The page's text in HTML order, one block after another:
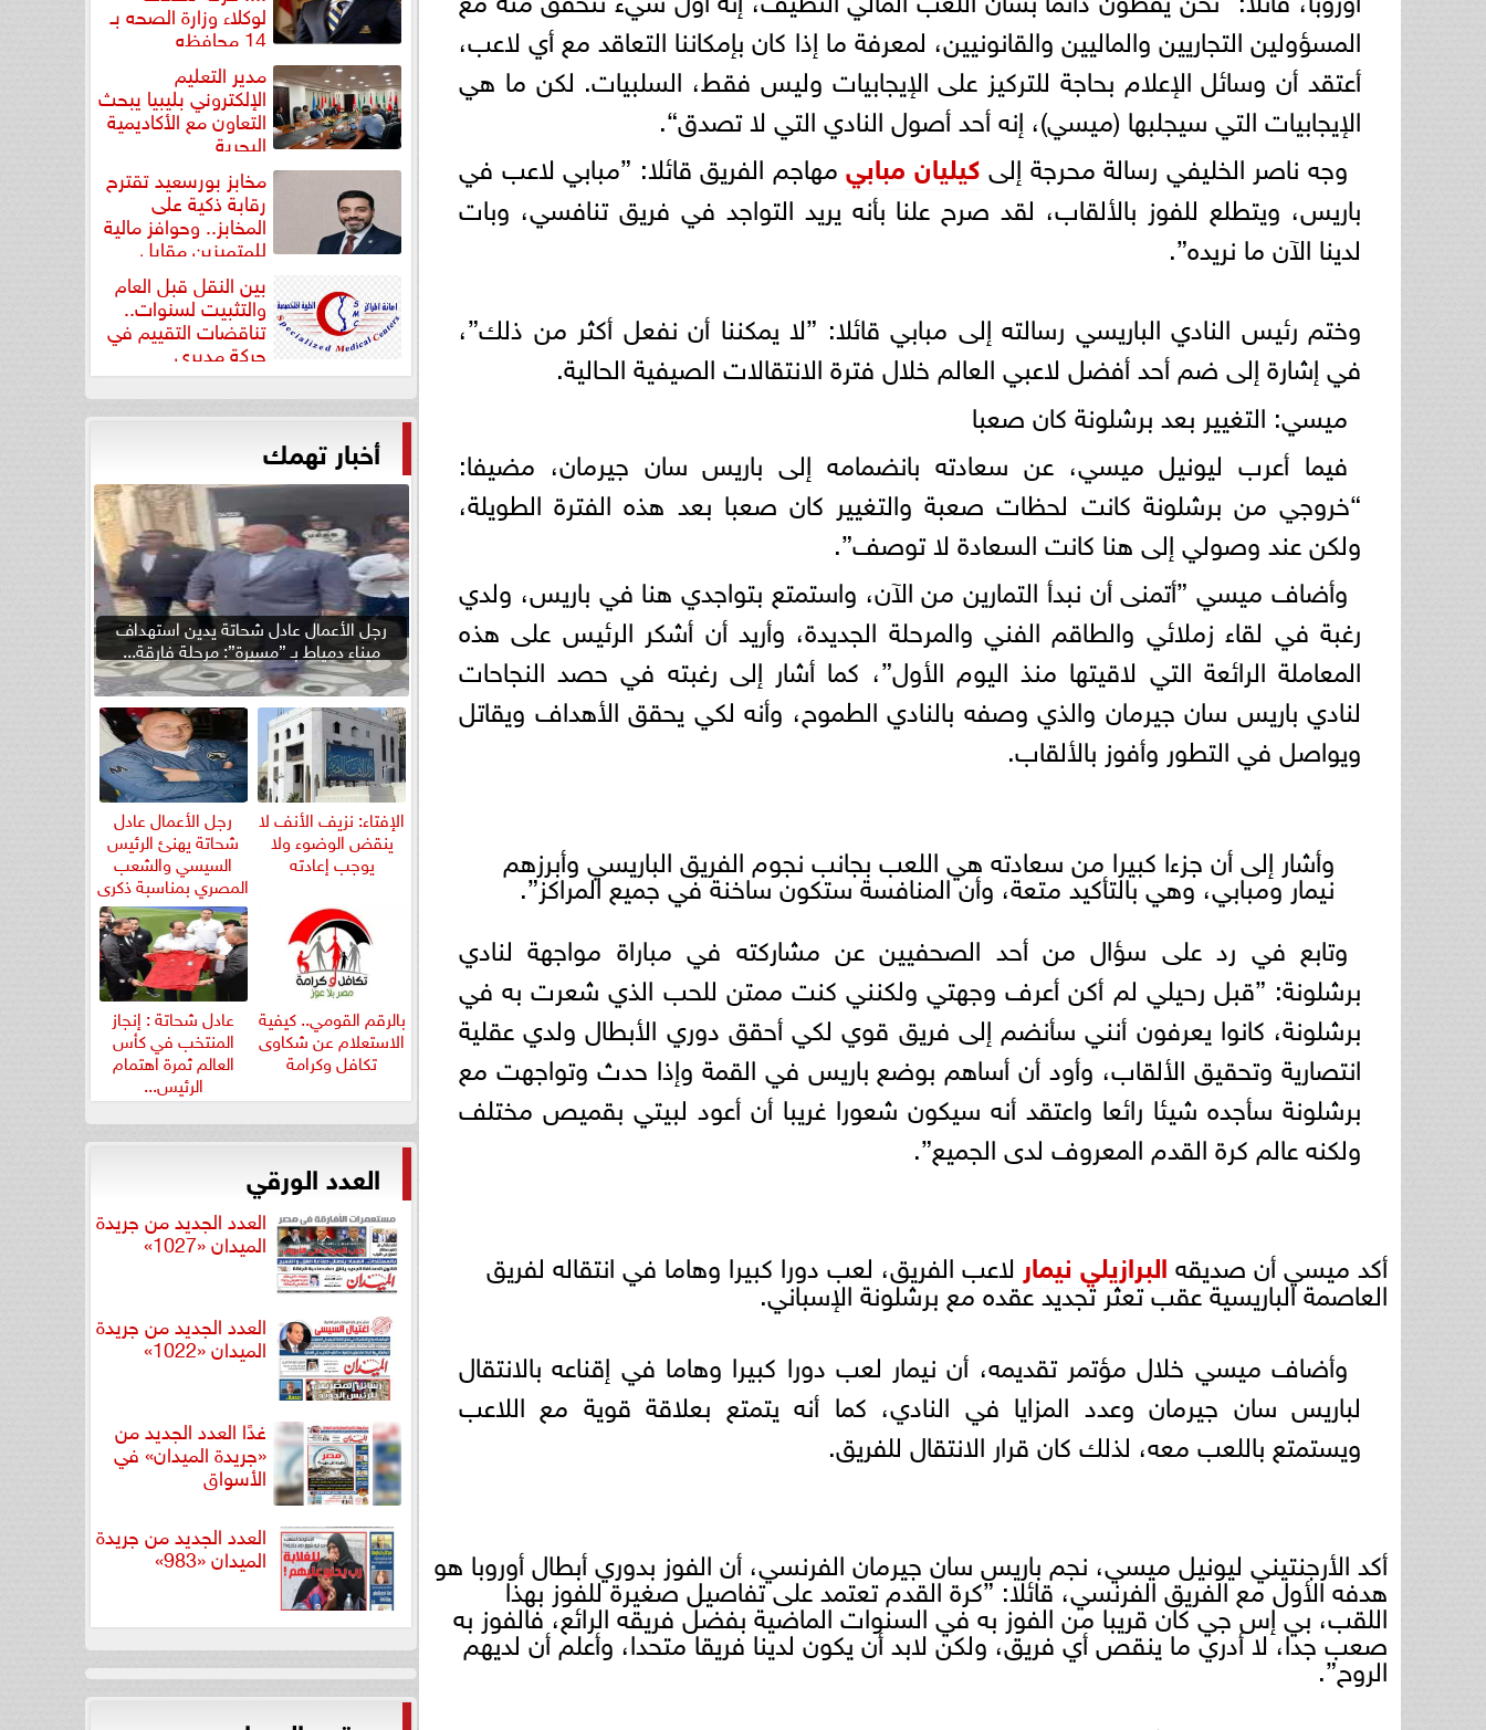
المسؤولين التجاريين والماليين والقانونيين، لمعرفة ما إذا كان بإمكاننا التعاقد مع أي لاعب،
أعتقد أن وسائل الإعلام بحاجة للتركيز على الإيجابيات وليس فقط، السلبيات. لكن ما هي
الإيجابيات التي سيجلبها (ميسي)، إنه أحد أصول النادي التي لا تصدق“.
وجه ناصر الخليفي رسالة محرجة إلىكيليان مبابيمهاجم الفريق قائلا: ”مبابي لاعب في
باريس، ويتطلع للفوز بالألقاب، لقد صرح علنا بأنه يريد التواجد في فريق تنافسي، وبات
لدينا الآن ما نريده”.
وختم رئيس النادي الباريسي رسالته إلى مبابي قائلا: ”لا يمكننا أن نفعل أكثر من ذلك”،
في إشارة إلى ضم أحد أفضل لاعبي العالم خلال فترة الانتقالات الصيفية الحالية.
ميسي: التغيير بعد برشلونة كان صعبا
فيما أعرب ليونيل ميسي، عن سعادته بانضمامه إلى باريس سان جيرمان، مضيفا:
“خروجي من برشلونة كانت لحظات صعبة والتغيير كان صعبا بعد هذه الفترة الطويلة،
ولكن عند وصولي إلى هنا كانت السعادة لا توصف”.
وأضاف ميسي ”أتمنى أن نبدأ التمارين من الآن، واستمتع بتواجدي هنا في باريس، ولدي
رغبة في لقاء زملائي والطاقم الفني والمرحلة الجديدة، وأريد أن أشكر الرئيس على هذه
المعاملة الرائعة التي لاقيتها منذ اليوم الأول”، كما أشار إلى رغبته في حصد النجاحات
لنادي باريس سان جيرمان والذي وصفه بالنادي الطموح، وأنه لكي يحقق الأهداف ويقاتل
ويواصل في التطور وأفوز بالألقاب.
وأشار إلى أن جزءا كبيرا من سعادته هي اللعب بجانب نجوم الفريق الباريسي وأبرزهم
نيمار ومبابي، وهي بالتأكيد متعة، وأن المنافسة ستكون ساخنة في جميع المراكز”.
وتابع في رد على سؤال من أحد الصحفيين عن مشاركته في مباراة مواجهة لنادي
برشلونة: ”قبل رحيلي لم أكن أعرف وجهتي ولكنني كنت ممتن للحب الذي شعرت به في
برشلونة، كانوا يعرفون أنني سأنضم إلى فريق قوي لكي أحقق دوري الأبطال ولدي عقلية
انتصارية وتحقيق الألقاب، وأود أن أساهم بوضع باريس في القمة وإذا حدث وتواجهت مع
برشلونة سأجده شيئا رائعا واعتقد أنه سيكون شعورا غريبا أن أعود لبيتي بقميص مختلف
ولكنه عالم كرة القدم المعروف لدى الجميع”.
أكد ميسي أن صديقهالبرازيلي نيمار لاعب الفريق، لعب دورا كبيرا وهاما في انتقاله لفريق
العاصمة الباريسية عقب تعثر تجديد عقده مع برشلونة الإسباني.
وأضاف ميسي خلال مؤتمر تقديمه، أن نيمار لعب دورا كبيرا وهاما في إقناعه بالانتقال
لباريس سان جيرمان وعدد المزايا في النادي، كما أنه يتمتع بعلاقة قوية مع اللاعب
ويستمتع باللعب معه، لذلك كان قرار الانتقال للفريق.
أكد الأرجنتيني ليونيل ميسي، نجم باريس سان جيرمان الفرنسي، أن الفوز بدوري أبطال أوروبا هو
هدفه الأول مع الفريق الفرنسي، قائلا: ”كرة القدم تعتمد على تفاصيل صغيرة للفوز بهذا
اللقب، بي إس جي كان قريبا من الفوز به في السنوات الماضية بفضل فريقه الرائع، فالفوز به
صعب جدا، لا أدري ما ينقص أي فريق، ولكن لابد أن يكون لدينا فريقا متحدا، وأعلم أن لديهم
الروح”.
لوكلاء وزارة الصحه بـ
14 محافظه
مدير التعليم
الإلكتروني بليبيا يبحث
التعاون مع الأكاديمية
البحرية
مخابز بورسعيد تقترح
رقابة ذكية على
المخابز.. وحوافز مالية
للمتميزين مقابل
بين النقل قبل العام
والتثبيت لسنوات..
تناقضات التقييم في
حركة مديري
”مستشفيات...
أخبار تهمك
رجل الأعمال عادل شحاتة يدين استهداف
ميناء دمياط بـ ”مسيرة”: مرحلة فارقة...
الإفتاء: نزيف الأنف لا
ينقض الوضوء ولا
يوجب إعادته
رجل الأعمال عادل
شحاتة يهنئ الرئيس
السيسي والشعب
المصري بمناسبة ذكرى
ثورة...
بالرقم القومي.. كيفية
الاستعلام عن شكاوى
تكافل وكرامة
عادل شحاتة : إنجاز
المنتخب في كأس
العالم ثمرة اهتمام
الرئيس...
العدد الورقي
العدد الجديد من جريدة
الميدان «1027»
العدد الجديد من جريدة
الميدان «1022»
غدًا العدد الجديد من
«جريدة الميدان» في
الأسواق
العدد الجديد من جريدة
الميدان «983»